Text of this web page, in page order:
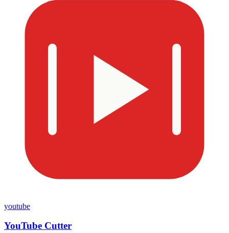
youtube
YouTube Cutter